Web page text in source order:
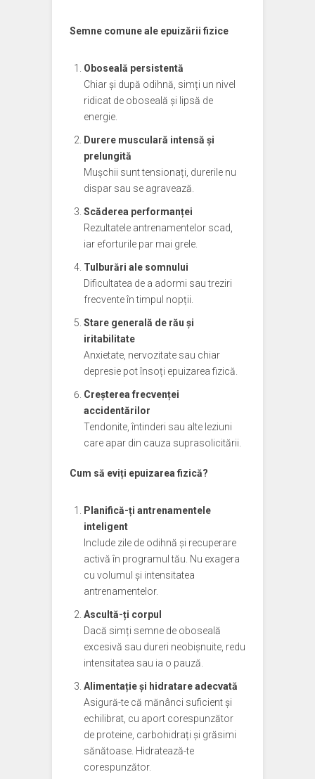
Semne comune ale epuizării fizice
Oboseală persistentă
Chiar și după odihnă, simți un nivel
ridicat de oboseală și lipsă de
energie.
Durere musculară intensă și
prelungită
Mușchii sunt tensionați, durerile nu
dispar sau se agravează.
Scăderea performanței
Rezultatele antrenamentelor scad,
iar eforturile par mai grele.
Tulburări ale somnului
Dificultatea de a adormi sau treziri
frecvente în timpul nopții.
Stare generală de rău și
iritabilitate
Anxietate, nervozitate sau chiar
depresie pot însoți epuizarea fizică.
Creșterea frecvenței
accidentărilor
Tendonite, întinderi sau alte leziuni
care apar din cauza suprasolicitării.
Cum să eviți epuizarea fizică?
Planifică-ți antrenamentele
inteligent
Include zile de odihnă și recuperare
activă în programul tău. Nu exagera
cu volumul și intensitatea
antrenamentelor.
Ascultă-ți corpul
Dacă simți semne de oboseală
excesivă sau dureri neobișnuite, redu
intensitatea sau ia o pauză.
Alimentație și hidratare adecvată
Asigură-te că mănânci suficient și
echilibrat, cu aport corespunzător
de proteine, carbohidrați și grăsimi
sănătoase. Hidratează-te
corespunzător.